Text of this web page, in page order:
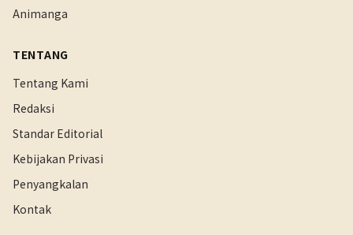
Animanga
TENTANG
Tentang Kami
Redaksi
Standar Editorial
Kebijakan Privasi
Penyangkalan
Kontak